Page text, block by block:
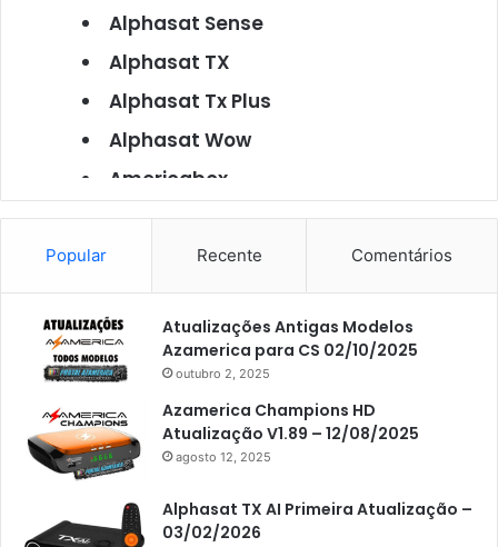
Alphasat Sense
Alphasat TX
Alphasat Tx Plus
Alphasat Wow
Americabox
Americabox S101
Americabox S105
Americabox S105 Plus
Americabox S205
Americabox S205 Plus
Americabox S305 Plus
Artcom
Athomics
Popular Recente Comentários
Atualizações Antigas Modelos
Azamerica para CS 02/10/2025
outubro 2, 2025
Azamerica Champions HD
Atualização V1.89 – 12/08/2025
agosto 12, 2025
Alphasat TX AI Primeira Atualização –
03/02/2026